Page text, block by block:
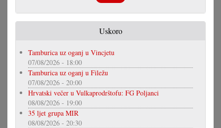
Uskoro
Tamburica uz oganj u Vincjetu
07/08/2026 - 18:00
Tamburica uz oganj u Filežu
07/08/2026 - 20:00
Hrvatski večer u Vulkaprodrštofu: FG Poljanci
08/08/2026 - 19:00
35 ljet grupa MIR
08/08/2026 - 20:30